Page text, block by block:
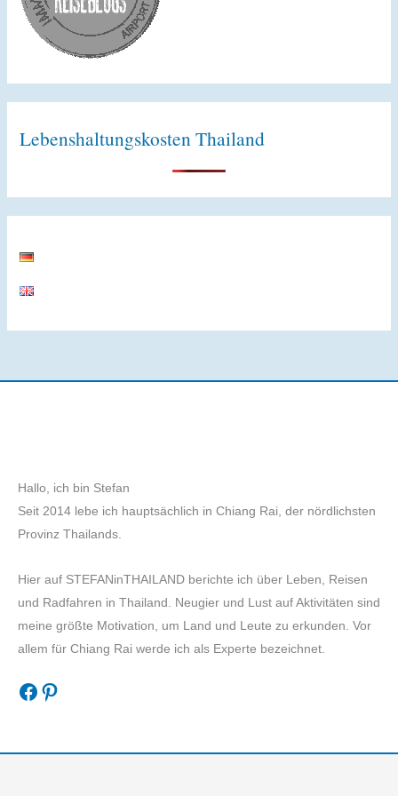
Lebenshaltungskosten Thailand
Hallo, ich bin Stefan
Seit 2014 lebe ich hauptsächlich in Chiang Rai, der nördlichsten
Provinz Thailands.
Hier auf STEFANinTHAILAND berichte ich über Leben, Reisen
und Radfahren in Thailand. Neugier und Lust auf Aktivitäten sind
meine größte Motivation, um Land und Leute zu erkunden. Vor
allem für Chiang Rai werde ich als Experte bezeichnet.
Facebook
Pinterest